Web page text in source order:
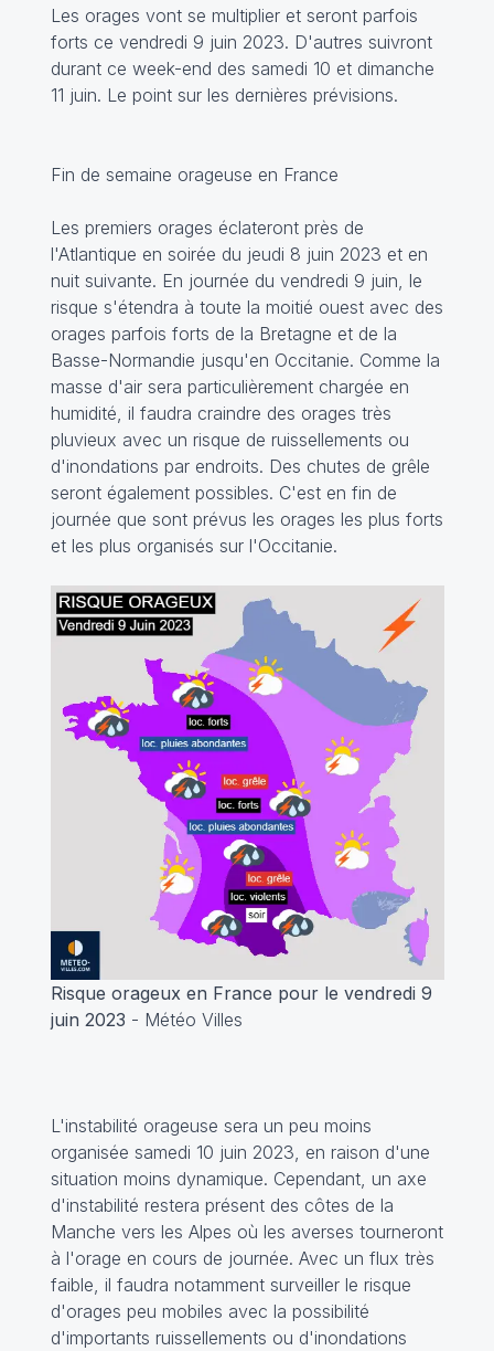
Les orages vont se multiplier et seront parfois
forts ce vendredi 9 juin 2023. D'autres suivront
durant ce week-end des samedi 10 et dimanche
11 juin. Le point sur les dernières prévisions.
Fin de semaine orageuse en France
Les premiers orages éclateront près de
l'Atlantique en soirée du jeudi 8 juin 2023 et en
nuit suivante. En journée du vendredi 9 juin, le
risque s'étendra à toute la moitié ouest avec des
orages parfois forts de la Bretagne et de la
Basse-Normandie jusqu'en Occitanie. Comme la
masse d'air sera particulièrement chargée en
humidité, il faudra craindre des orages très
pluvieux avec un risque de ruissellements ou
d'inondations par endroits. Des chutes de grêle
seront également possibles. C'est en fin de
journée que sont prévus les orages les plus forts
et les plus organisés sur l'Occitanie.
Risque orageux en France pour le vendredi 9
juin 2023 - Météo Villes
L'instabilité orageuse sera un peu moins
organisée samedi 10 juin 2023, en raison d'une
situation moins dynamique. Cependant, un axe
d'instabilité restera présent des côtes de la
Manche vers les Alpes où les averses tourneront
à l'orage en cours de journée. Avec un flux très
faible, il faudra notamment surveiller le risque
d'orages peu mobiles avec la possibilité
d'importants ruissellements ou d'inondations